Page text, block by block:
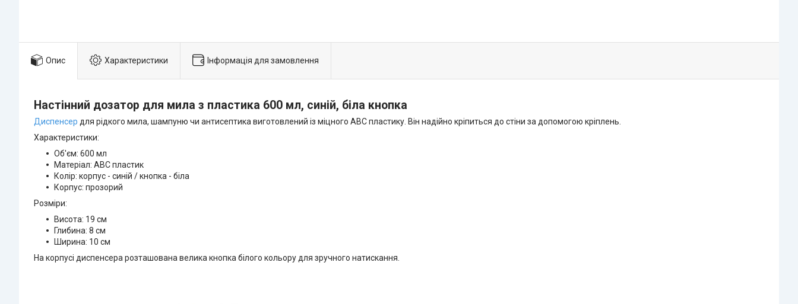
Опис Характеристики Інформація для замовлення
Настінний дозатор для мила з пластика 600 мл, синій, біла кнопка
Диспенсер для рідкого мила, шампуню чи антисептика виготовлений із міцного ABC пластику. Він надійно кріпиться до стіни за допомогою кріплень.
Характеристики:
Об'єм: 600 мл
Матеріал: ABC пластик
Колір: корпус - синій / кнопка - біла
Корпус: прозорий
Розміри:
Висота: 19 см
Глибина: 8 см
Ширина: 10 см
На корпусі диспенсера розташована велика кнопка білого кольору для зручного натискання.